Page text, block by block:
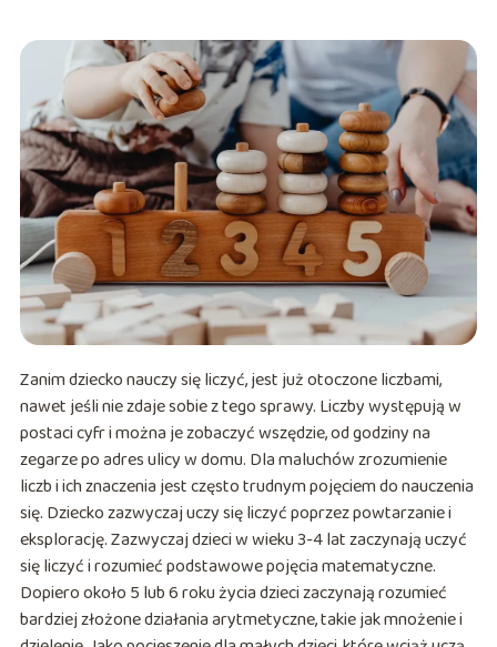
Zanim dziecko nauczy się liczyć, jest już otoczone liczbami,
nawet jeśli nie zdaje sobie z tego sprawy. Liczby występują w
postaci cyfr i można je zobaczyć wszędzie, od godziny na
zegarze po adres ulicy w domu. Dla maluchów zrozumienie
liczb i ich znaczenia jest często trudnym pojęciem do nauczenia
się. Dziecko zazwyczaj uczy się liczyć poprzez powtarzanie i
eksplorację. Zazwyczaj dzieci w wieku 3-4 lat zaczynają uczyć
się liczyć i rozumieć podstawowe pojęcia matematyczne.
Dopiero około 5 lub 6 roku życia dzieci zaczynają rozumieć
bardziej złożone działania arytmetyczne, takie jak mnożenie i